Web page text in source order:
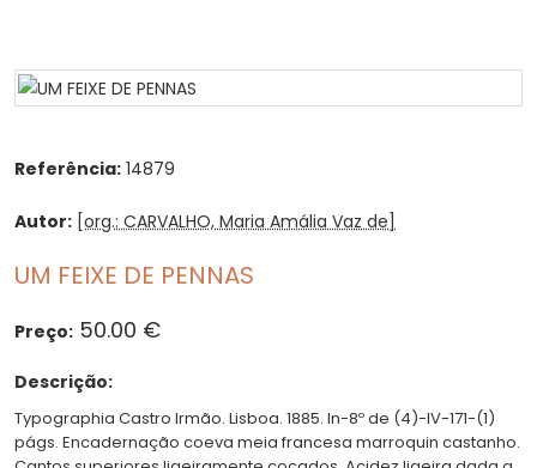
Referência: 14879
Autor: [org.: CARVALHO, Maria Amália Vaz de]
UM FEIXE DE PENNAS
Preço: 50.00 €
Descrição:
Typographia Castro Irmão. Lisboa. 1885. In-8º de (4)-IV-171-(1)
págs. Encadernação coeva meia francesa marroquin castanho.